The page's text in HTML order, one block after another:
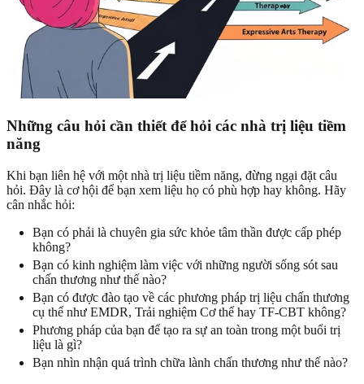
Những câu hỏi cần thiết để hỏi các nhà trị liệu tiềm
năng
Khi bạn liên hệ với một nhà trị liệu tiềm năng, đừng ngại đặt câu
hỏi. Đây là cơ hội để bạn xem liệu họ có phù hợp hay không. Hãy
cân nhắc hỏi:
Bạn có phải là chuyên gia sức khỏe tâm thần được cấp phép
không?
Bạn có kinh nghiệm làm việc với những người sống sót sau
chấn thương như thế nào?
Bạn có được đào tạo về các phương pháp trị liệu chấn thương
cụ thể như EMDR, Trải nghiệm Cơ thể hay TF-CBT không?
Phương pháp của bạn để tạo ra sự an toàn trong một buổi trị
liệu là gì?
Bạn nhìn nhận quá trình chữa lành chấn thương như thế nào?